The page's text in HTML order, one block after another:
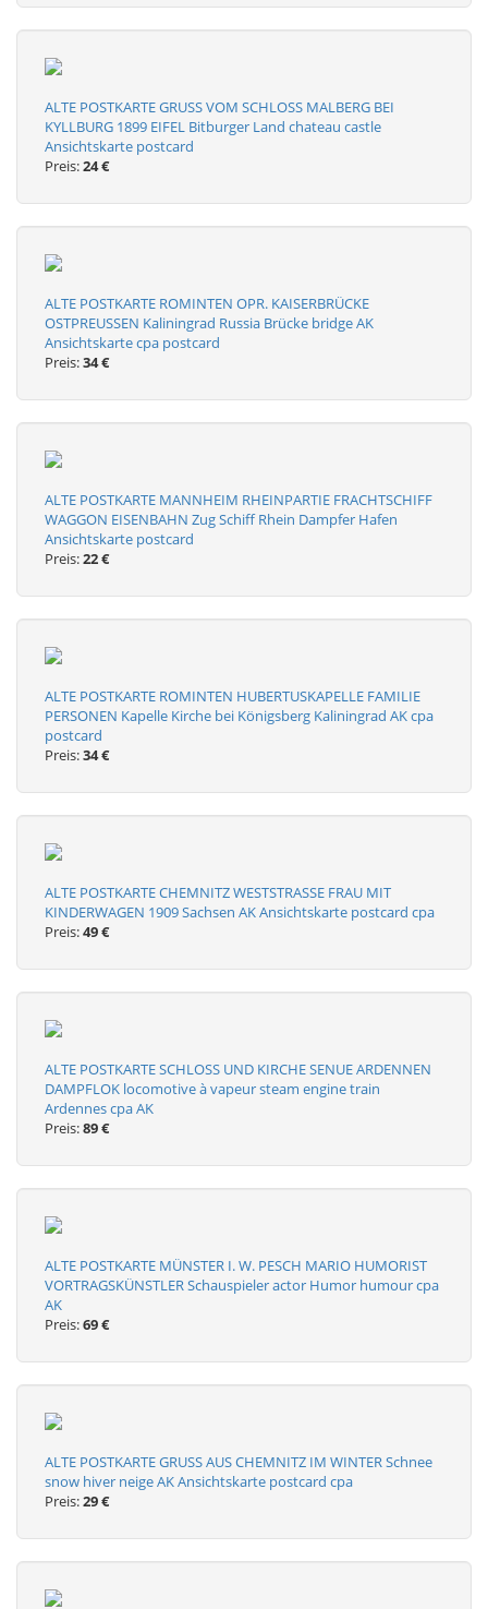
ALTE POSTKARTE GRUSS VOM SCHLOSS MALBERG BEI
KYLLBURG 1899 EIFEL Bitburger Land chateau castle
Ansichtskarte postcard
Preis:24 €
ALTE POSTKARTE ROMINTEN OPR. KAISERBRÜCKE
OSTPREUSSEN Kaliningrad Russia Brücke bridge AK
Ansichtskarte cpa postcard
Preis:34 €
ALTE POSTKARTE MANNHEIM RHEINPARTIE FRACHTSCHIFF
WAGGON EISENBAHN Zug Schiff Rhein Dampfer Hafen
Ansichtskarte postcard
Preis:22 €
ALTE POSTKARTE ROMINTEN HUBERTUSKAPELLE FAMILIE
PERSONEN Kapelle Kirche bei Königsberg Kaliningrad AK cpa
postcard
Preis:34 €
ALTE POSTKARTE CHEMNITZ WESTSTRASSE FRAU MIT
KINDERWAGEN 1909 Sachsen AK Ansichtskarte postcard cpa
Preis:49 €
ALTE POSTKARTE SCHLOSS UND KIRCHE SENUE ARDENNEN
DAMPFLOK locomotive à vapeur steam engine train
Ardennes cpa AK
Preis:89 €
ALTE POSTKARTE MÜNSTER I. W. PESCH MARIO HUMORIST
VORTRAGSKÜNSTLER Schauspieler actor Humor humour cpa
AK
Preis:69 €
ALTE POSTKARTE GRUSS AUS CHEMNITZ IM WINTER Schnee
snow hiver neige AK Ansichtskarte postcard cpa
Preis:29 €